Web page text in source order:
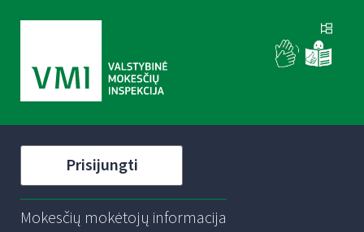
Prisijungti
Mokesčių mokėtojų informacija